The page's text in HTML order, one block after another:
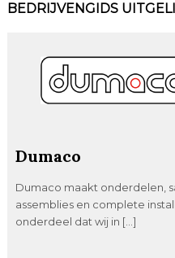
BEDRIJVENGIDS
Dumaco
Dumaco maakt onderdelen,
assemblies en complete
onderdeel dat wij in […]